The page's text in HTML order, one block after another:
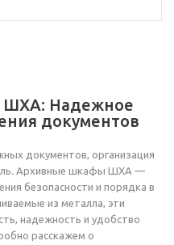
Надежное
документов
документов, организация
Архивные шкафы ШХА —
безопасности и порядка в
из металла, эти
надежность и удобство
расскажем о